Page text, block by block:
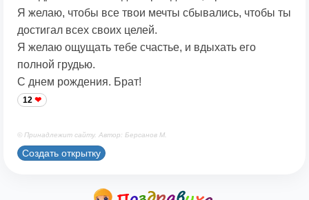
Я желаю, чтобы все твои мечты сбывались, чтобы ты
достигал всех своих целей.
Я желаю ощущать тебе счастье, и вдыхать его
полной грудью.
С днем рождения. Брат!
12
© Принадлежит сайту. Автор: Берсанов М.
Создать открытку